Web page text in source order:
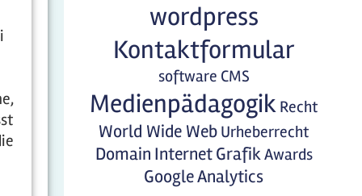
wordpress
Kontaktformular
software CMS
Medienpädagogik Recht
World Wide Web Urheberrecht
Domain Internet GrafikAwards
Google Analytics